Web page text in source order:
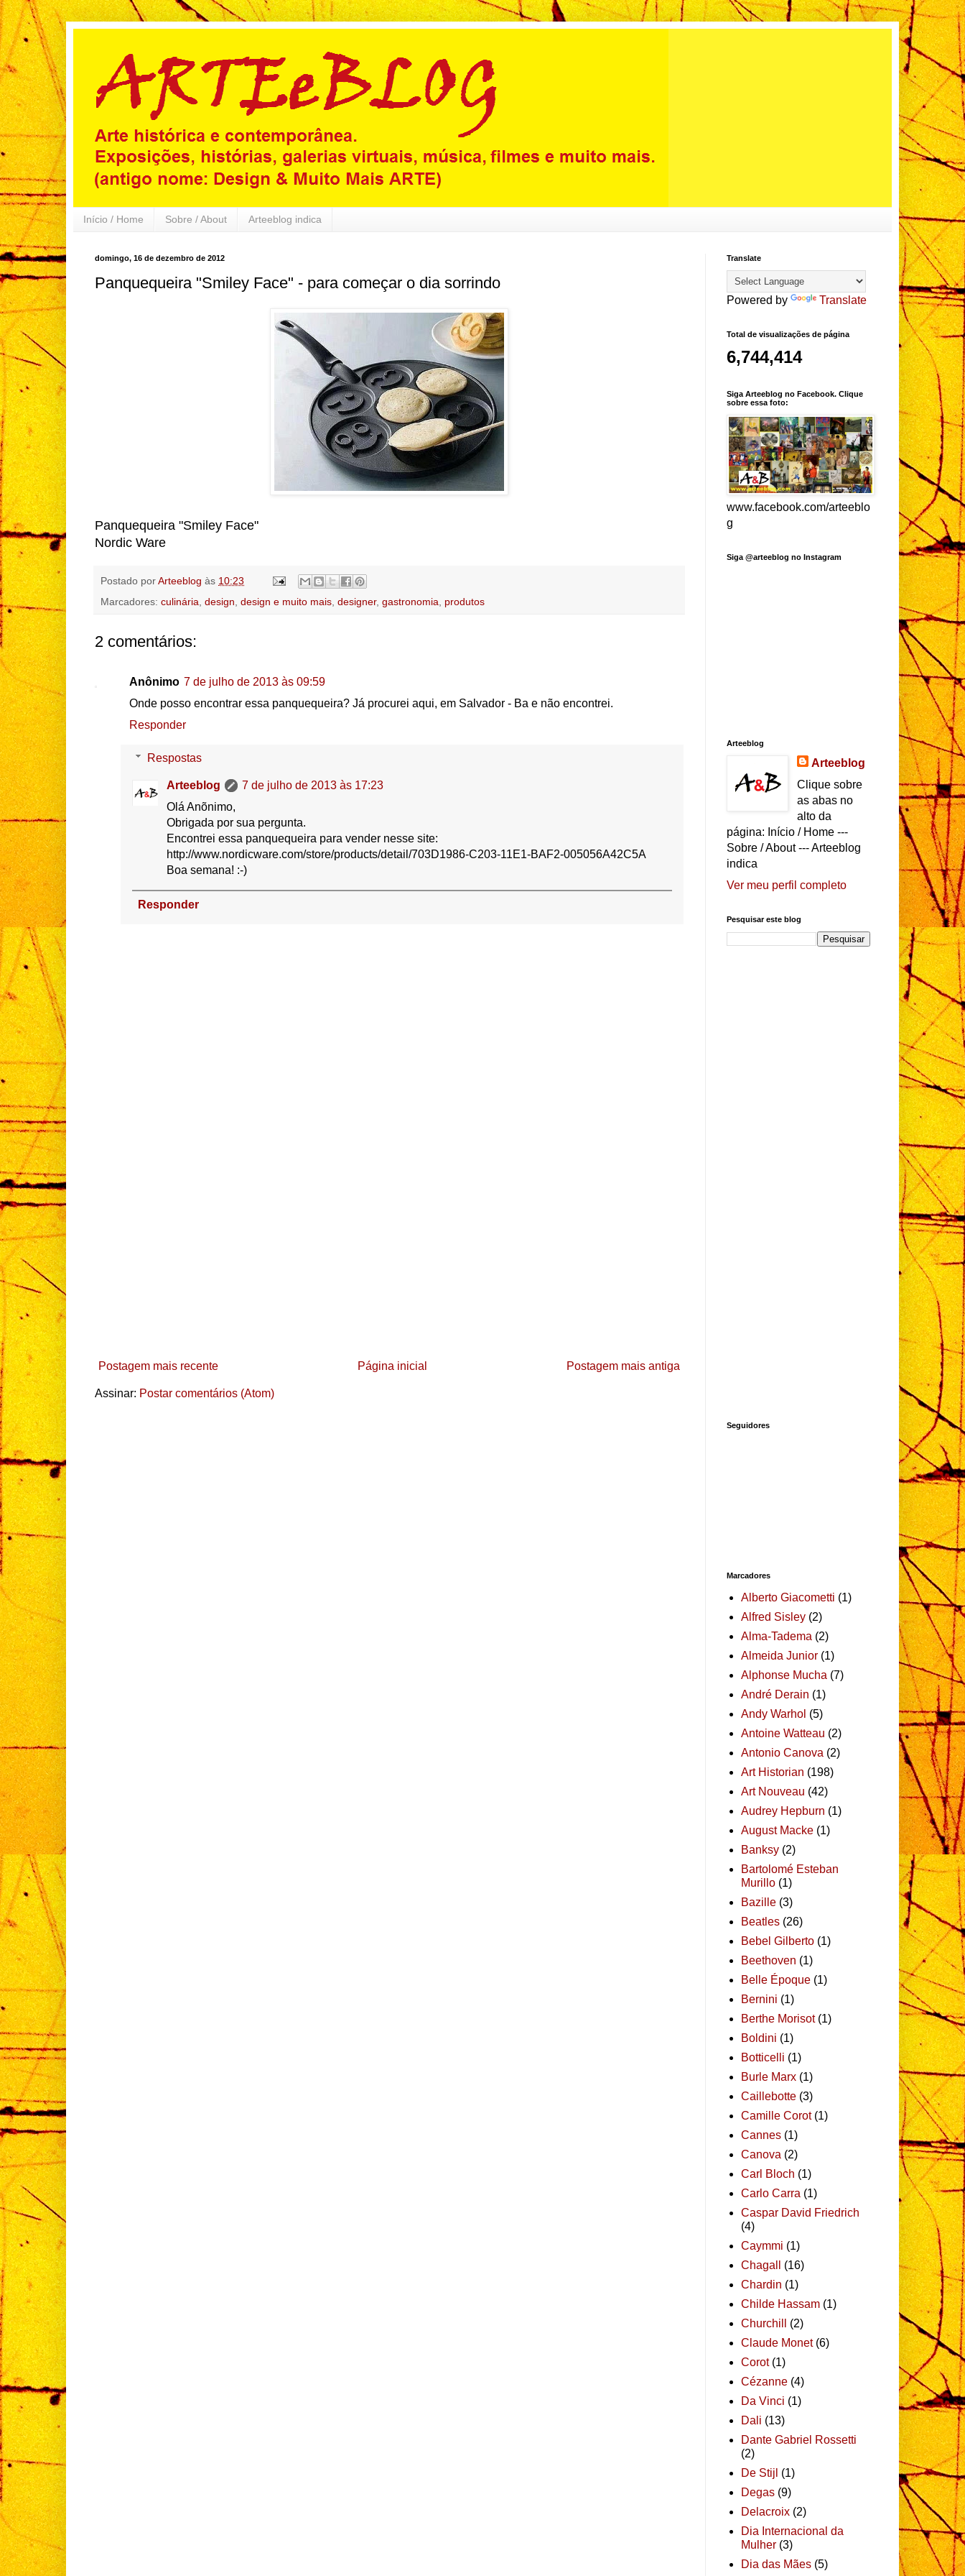
Início / Home Sobre / About Arteeblog indica
domingo, 16 de dezembro de 2012
Panquequeira "Smiley Face" - para começar o dia sorrindo
Panquequeira "Smiley Face"
Nordic Ware
Postado porArteeblog às 10:23
Marcadores: culinária design design e muito mais designer, gastronomia produtos
2 comentários:
Anônimo 7 de julho de 2013 às 09:59
Onde posso encontrar essa panquequeira? Já procurei aqui, em Salvador - Ba e não encontrei.
Responder
Respostas
Arteeblog
7 de julho de 2013 às 17:23
Olá Anõnimo,
Obrigada por sua pergunta.
Encontrei essa panquequeira para vender nesse site:
http://www.nordicware.com/store/products/detail/703D1986-C203-11E1-BAF2-005056A42C5A
Boa semana! :-)
Responder
Postagem mais recente Postagem mais antiga
Página inicial
Assinar: Postar comentários (Atom)
Translate
Powered by Translate
Total de visualizações de página
6,744,414
Siga Arteeblog no Facebook. Clique
sobre essa foto:
www.facebook.com/arteeblo
g
Siga @arteeblog no Instagram
Arteeblog
Arteeblog
Clique sobre
as abas no
alto da
página: Início / Home ---
Sobre / About --- Arteeblog
indica
Ver meu perfil completo
Pesquisar este blog
Seguidores
Marcadores
Alberto Giacometti (1)
Alfred Sisley (2)
Alma-Tadema (2)
Almeida Junior (1)
Alphonse Mucha (7)
André Derain (1)
Andy Warhol (5)
Antoine Watteau (2)
Antonio Canova (2)
Art Historian (198)
Art Nouveau (42)
Audrey Hepburn (1)
August Macke (1)
Banksy (2)
Bartolomé Esteban
Murillo (1)
Bazille (3)
Beatles (26)
Bebel Gilberto (1)
Beethoven (1)
Belle Époque (1)
Bernini (1)
Berthe Morisot (1)
Boldini (1)
Botticelli (1)
Burle Marx (1)
Caillebotte (3)
Camille Corot (1)
Cannes (1)
Canova (2)
Carl Bloch (1)
Carlo Carra (1)
Caspar David Friedrich
(4)
Caymmi (1)
Chagall
(16)
Chardin (1)
Childe Hassam (1)
Churchill
(2)
Claude Monet (6)
Corot (1)
Cézanne (4)
Da Vinci (1)
Dali (13)
Dante Gabriel Rossetti
(2)
De Stijl (1)
Degas (9)
Delacroix (2)
Dia Internacional da
Mulher (3)
Dia das Mães (5)